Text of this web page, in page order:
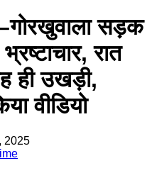
सड़क
रात
ही उखड़ी,
वीडियो
2025